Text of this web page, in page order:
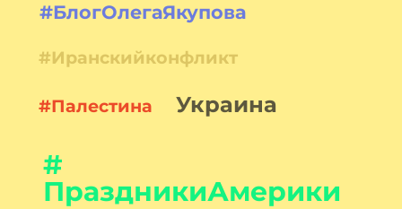
#БлогОлегаЯкупова
#Иранскийконфликт
#Палестина Украина
#
ПраздникиАмерики